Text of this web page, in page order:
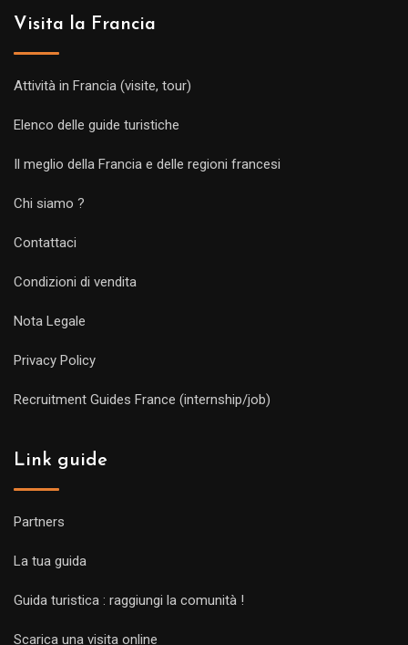
Visita la Francia
Attività in Francia (visite, tour)
Elenco delle guide turistiche
Il meglio della Francia e delle regioni francesi
Chi siamo ?
Contattaci
Condizioni di vendita
Nota Legale
Privacy Policy
Recruitment Guides France (internship/job)
Link guide
Partners
La tua guida
Guida turistica : raggiungi la comunità !
Scarica una visita online